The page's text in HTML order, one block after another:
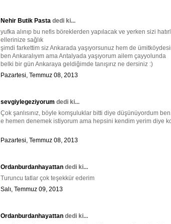
Nehir Butik Pasta dedi ki...
yufka alınıp bu nefis böreklerden yapılacak ve yerken sizi
ellerinize sağlık
şimdi farkettim siz Ankarada yaşıyorsunuz hem de
ben Ankaralıyım ama Antalyada yaşıyorum ailem çayyolunda
belki bir gün Ankaraya geldiğimde tanışırız ne dersiniz :)
Pazartesi, Temmuz 08, 2013
sevgiylegeziyorum dedi ki...
Çok şanlısınız, böyle komşuluklar bitti diye düşünüyordum
e hemen denemek istiyorum ama hepsini kendim yerim diye
Pazartesi, Temmuz 08, 2013
Ordanburdanhayattan dedi ki...
Turuncu tatlar çok teşekkür ederim
Salı, Temmuz 09, 2013
Ordanburdanhayattan dedi ki...